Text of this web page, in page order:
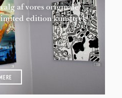
af vores originale
edition kunsttryk